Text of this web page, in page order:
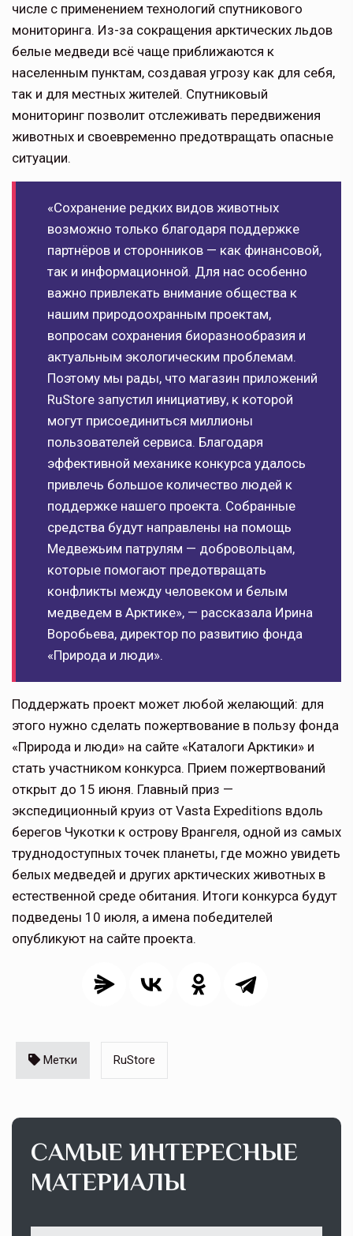
числе с применением технологий спутникового
мониторинга. Из-за сокращения арктических льдов
белые медведи всё чаще приближаются к
населенным пунктам, создавая угрозу как для себя,
так и для местных жителей. Спутниковый
мониторинг позволит отслеживать передвижения
животных и своевременно предотвращать опасные
ситуации.
«Сохранение редких видов животных
возможно только благодаря поддержке
партнёров и сторонников — как финансовой,
так и информационной. Для нас особенно
важно привлекать внимание общества к
нашим природоохранным проектам,
вопросам сохранения биоразнообразия и
актуальным экологическим проблемам.
Поэтому мы рады, что магазин приложений
RuStore запустил инициативу, к которой
могут присоединиться миллионы
пользователей сервиса. Благодаря
эффективной механике конкурса удалось
привлечь большое количество людей к
поддержке нашего проекта. Собранные
средства будут направлены на помощь
Медвежьим патрулям — добровольцам,
которые помогают предотвращать
конфликты между человеком и белым
медведем в Арктике», — рассказала Ирина
Воробьева, директор по развитию фонда
«Природа и люди».
Поддержать проект может любой желающий: для
этого нужно сделать пожертвование в пользу фонда
«Природа и люди» на сайте «Каталоги Арктики» и
стать участником конкурса. Прием пожертвований
открыт до 15 июня. Главный приз —
экспедиционный круиз от Vasta Expeditions вдоль
берегов Чукотки к острову Врангеля, одной из самых
труднодоступных точек планеты, где можно увидеть
белых медведей и других арктических животных в
естественной среде обитания. Итоги конкурса будут
подведены 10 июля, а имена победителей
опубликуют на сайте проекта.
Метки RuStore
САМЫЕ ИНТЕРЕСНЫЕ
МАТЕРИАЛЫ